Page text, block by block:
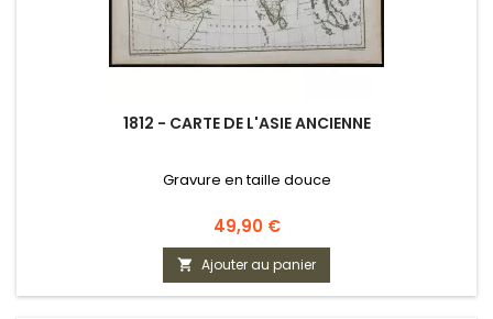
1812 - CARTE DE L'ASIE ANCIENNE
Gravure en taille douce
Prix
49,90 €
 Ajouter au panier